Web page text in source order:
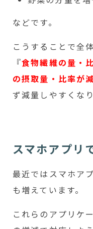
などです。
こうすることで全
『食物繊維の量・
の摂取量・比率が
ず減量しやすくなり
スマホアプリ
最近ではスマホア
も増えています。
これらのアプリケ